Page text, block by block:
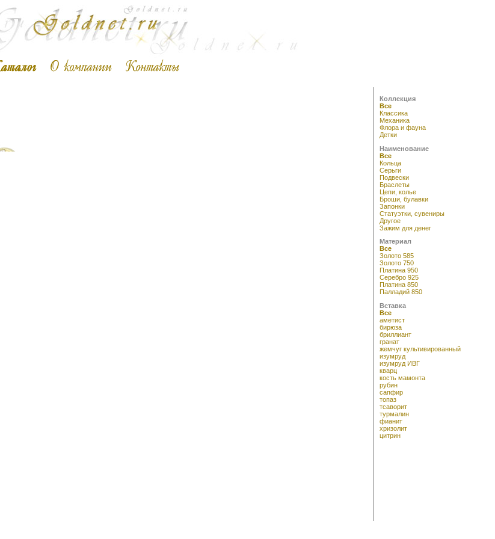
Коллекция
Все
Классика
Механика
Флора и фауна
Детки
Наименование
Все
Кольца
Серьги
Подвески
Браслеты
Цепи, колье
Броши, булавки
Запонки
Статуэтки, сувениры
Другое
Зажим для денег
Материал
Все
Золото 585
Золото 750
Платина 950
Серебро 925
Платина 850
Палладий 850
Вставка
Все
аметист
бирюза
бриллиант
гранат
жемчуг культивированный
изумруд
изумруд ИВГ
кварц
кость мамонта
рубин
сапфир
топаз
тсаворит
турмалин
фианит
хризолит
цитрин